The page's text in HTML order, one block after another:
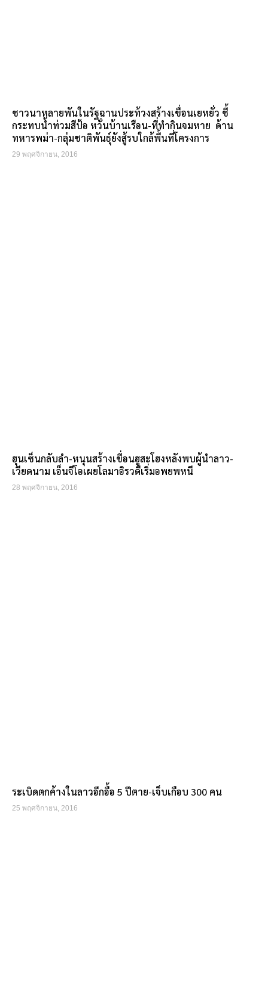
ชาวนาหลายพันในรัฐฉานประท้วงสร้างเขื่อนเยหยั่ว ชี้
กระทบน้ำท่วมสีป้อ หวั่นบ้านเรือน-ที่ทำกินจมหาย ด้าน
ทหารพม่า-กลุ่มชาติพันธุ์ยังสู้รบใกล้พื้นที่โครงการ
29 พฤศจิกายน, 2016
ฮุนเซ็นกลับลำ-หนุนสร้างเขื่อนฮูสะโฮงหลังพบผู้นำลาว-
เวียดนาม เอ็นจีโอเผยโลมาอิรวดีเริ่มอพยพหนี
28 พฤศจิกายน, 2016
ระเบิดตกค้างในลาวอีกอื้อ 5 ปีตาย-เจ็บเกือบ 300 คน
25 พฤศจิกายน, 2016